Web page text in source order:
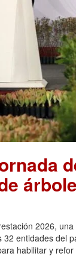
2026, una
entidades del
habilitar y refor